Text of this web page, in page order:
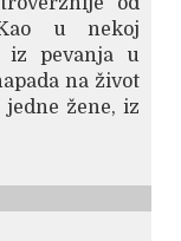
u nekoj
iz pevanja u
na život
žene, iz